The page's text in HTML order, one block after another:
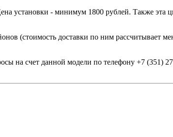
установки - минимум 1800 рублей. Также эта
(стоимость доставки по ним рассчитывает
на счет данной модели по телефону +7